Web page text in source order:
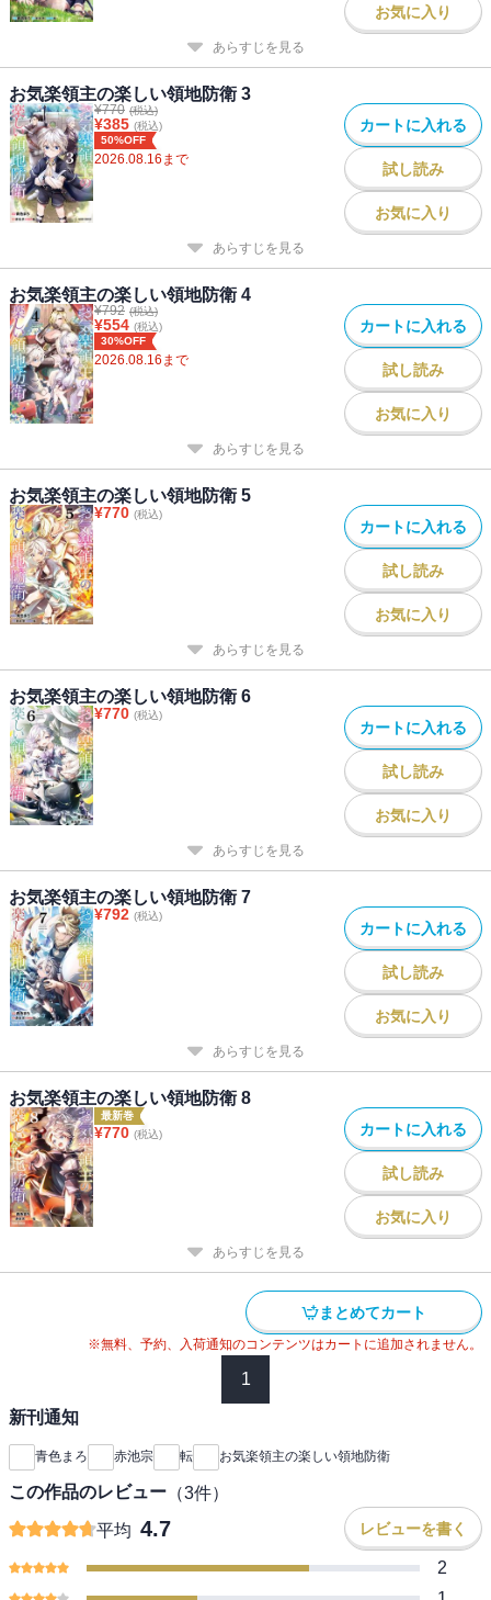
お気に入り
あらすじを見る
お気楽領主の楽しい領地防衛 3
¥770 (税込)
¥385 (税込)
50%OFF
2026.08.16 まで
カートに入れる
試し読み
お気に入り
あらすじを見る
お気楽領主の楽しい領地防衛 4
¥792 (税込)
¥554 (税込)
30%OFF
2026.08.16 まで
カートに入れる
試し読み
お気に入り
あらすじを見る
お気楽領主の楽しい領地防衛 5
¥770 (税込)
カートに入れる
試し読み
お気に入り
あらすじを見る
お気楽領主の楽しい領地防衛 6
¥770 (税込)
カートに入れる
試し読み
お気に入り
あらすじを見る
お気楽領主の楽しい領地防衛 7
¥792 (税込)
カートに入れる
試し読み
お気に入り
あらすじを見る
お気楽領主の楽しい領地防衛 8
最新巻
¥770 (税込) カートに入れる
試し読み
お気に入り
あらすじを見る
まとめてカート
※無料、予約、入荷通知のコンテンツはカートに追加されません。
1
新刊通知
青色まろ 赤池宗 転 お気楽領主の楽しい領地防衛
この作品のレビュー （3件）
平均 4.7 レビューを書く
2